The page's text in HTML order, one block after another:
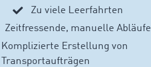
Zu viele Leerfahrten
Zeitfressende, manuelle Abläufe
Komplizierte Erstellung von
Transportaufträgen